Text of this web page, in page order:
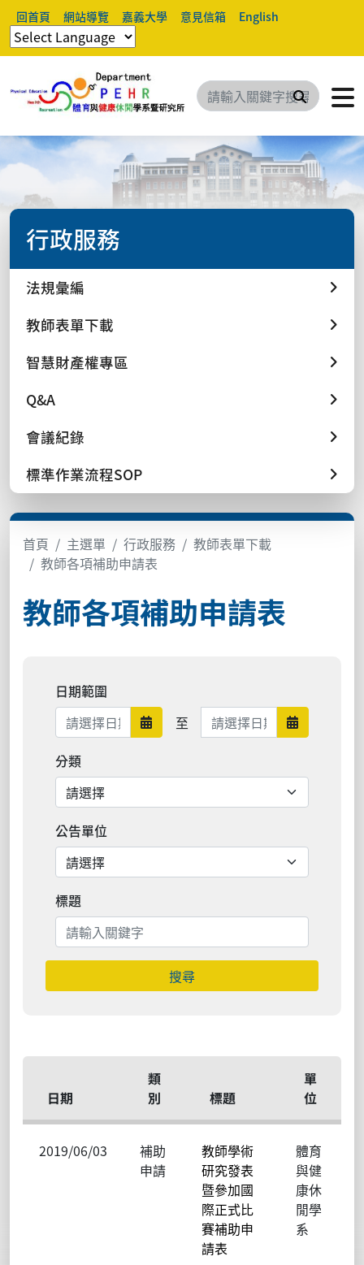
回首頁 網站導覽 嘉義大學 意見信箱 English
搜尋
行政服務
法規彙編
教師表單下載
智慧財產權專區
Q&A
會議紀錄
標準作業流程SOP
首頁 主選單 行政服務
教師表單下載
教師各項補助申請表
教師各項補助申請表
日期範圍
日期範圍開始
至 日期範圍結束 日期範圍
分類
公告單位
標題
搜尋
日期
類
別
標題
單
位
2019/06/03
補助
申請
教師學術
研究發表
暨參加國
際正式比
賽補助申
請表
體育
與健
康休
閒學
系